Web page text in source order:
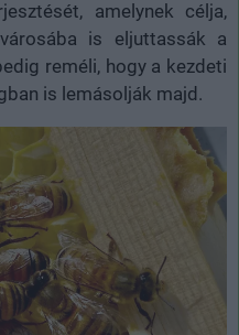
amelynek célja,
is eljuttassák a
reméli, hogy a kezdeti
is lemásolják majd.